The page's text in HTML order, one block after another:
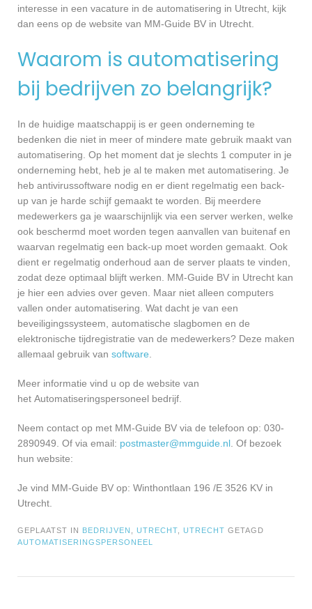
interesse in een vacature in de automatisering in Utrecht, kijk
dan eens op de website van MM-Guide BV in Utrecht.
Waarom is automatisering
bij bedrijven zo belangrijk?
In de huidige maatschappij is er geen onderneming te
bedenken die niet in meer of mindere mate gebruik maakt van
automatisering. Op het moment dat je slechts 1 computer in je
onderneming hebt, heb je al te maken met automatisering. Je
heb antivirussoftware nodig en er dient regelmatig een back-
up van je harde schijf gemaakt te worden. Bij meerdere
medewerkers ga je waarschijnlijk via een server werken, welke
ook beschermd moet worden tegen aanvallen van buitenaf en
waarvan regelmatig een back-up moet worden gemaakt. Ook
dient er regelmatig onderhoud aan de server plaats te vinden,
zodat deze optimaal blijft werken. MM-Guide BV in Utrecht kan
je hier een advies over geven. Maar niet alleen computers
vallen onder automatisering. Wat dacht je van een
beveiligingssysteem, automatische slagbomen en de
elektronische tijdregistratie van de medewerkers? Deze maken
allemaal gebruik van software
Meer informatie vind u op de website van
het Automatiseringspersoneel bedrijf.
Neem contact op met MM-Guide BV via de telefoon op: 030-
2890949. Of via email: postmaster@mmguide.nl . Of bezoek
hun website:
Je vind MM-Guide BV op: Winthontlaan 196 /E 3526 KV in
Utrecht.
GEPLAATST IN BEDRIJVEN UTRECHT UTRECHT GETAGD
AUTOMATISERINGSPERSONEEL